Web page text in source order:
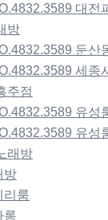
대전
방
둔산
세종
주점
유성
유성
래방
방
리룸
롱